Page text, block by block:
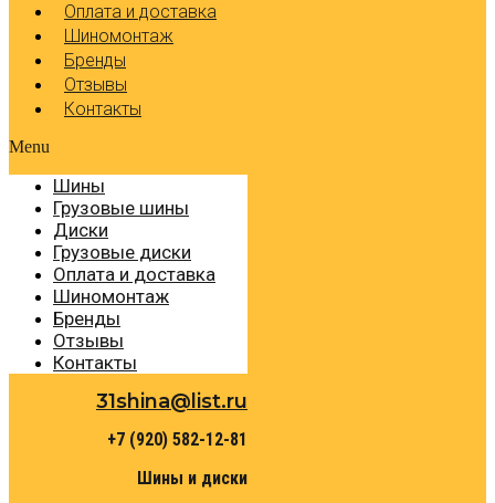
Оплата и доставка
Шиномонтаж
Бренды
Отзывы
Контакты
Menu
Шины
Грузовые шины
Диски
Грузовые диски
Оплата и доставка
Шиномонтаж
Бренды
Отзывы
Контакты
31shina@list.ru
+7 (920) 582-12-81
Шины и диски